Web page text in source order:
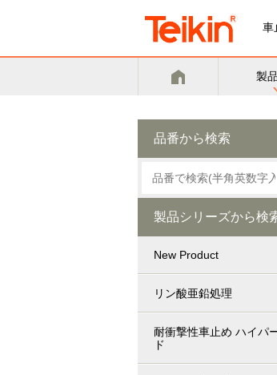
車
製
品番から検索
製品シリーズから検
New Product
リン酸亜鉛処理
耐衝撃性車止め ハイパ
ド